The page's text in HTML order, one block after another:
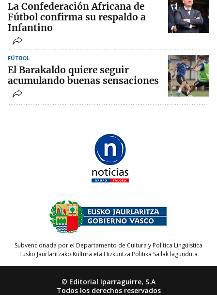
La Confederación Africana de
Fútbol confirma su respaldo a
Infantino
FÚTBOL
El Barakaldo quiere seguir
acumulando buenas sensaciones
Subvencionada por el Departamento de Cultura y Política Lingüística
Eusko Jaurlaritzako Kultura eta Hizkuntza Politika Sailak lagunduta
© Editorial Iparraguirre, S.A
Todos los derechos reservados